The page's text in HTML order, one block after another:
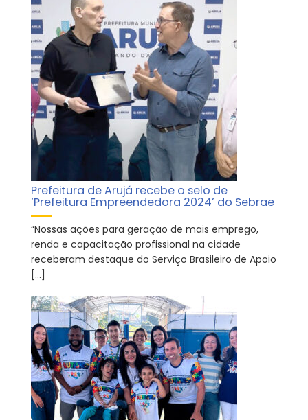
Prefeitura de Arujá recebe o selo de
‘Prefeitura Empreendedora 2024’ do Sebrae
“Nossas ações para geração de mais emprego,
renda e capacitação profissional na cidade
receberam destaque do Serviço Brasileiro de Apoio
[…]